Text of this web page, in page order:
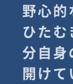
野心
ひた
分自
開け